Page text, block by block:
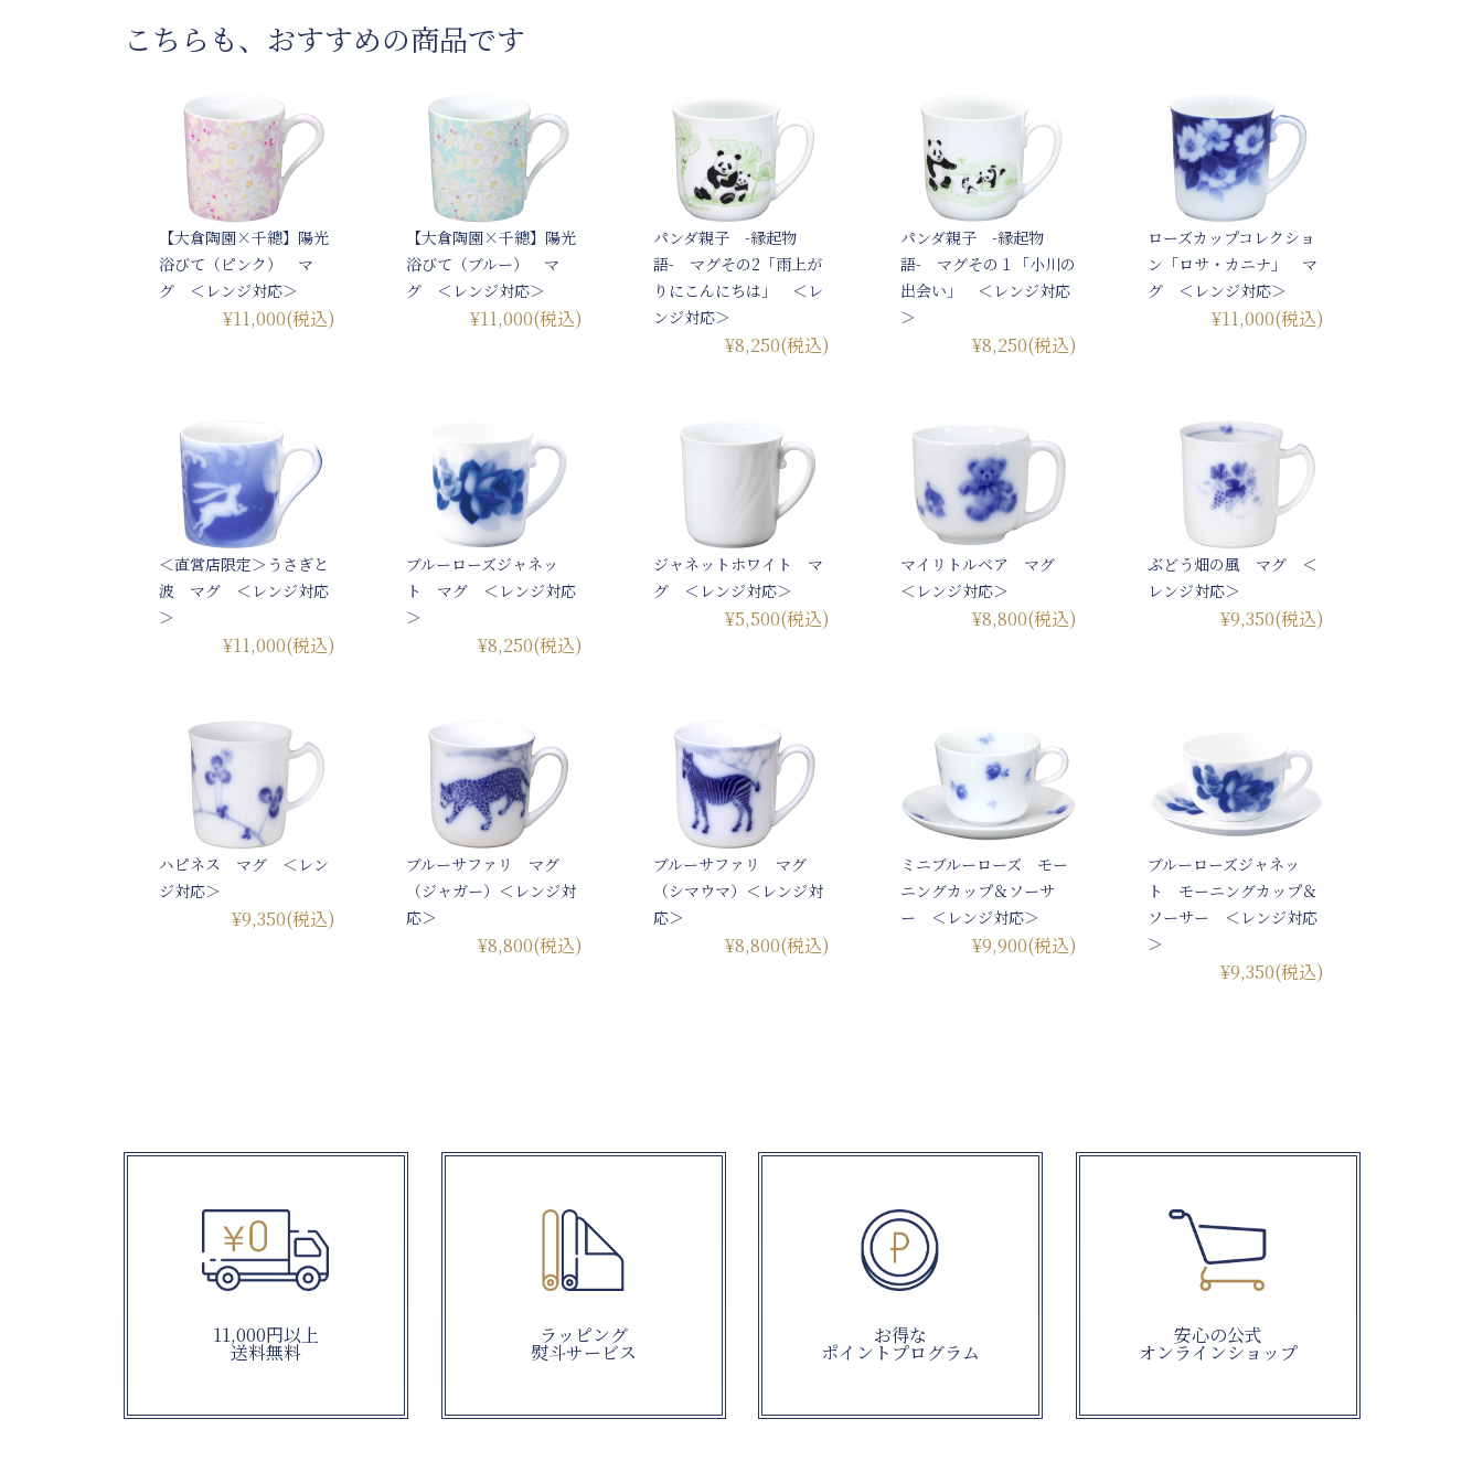
こちらも、おすすめの商品です
【大倉陶園×千總】陽光
浴びて（ピンク） マ
グ ＜レンジ対応＞
¥11,000(税込)
【大倉陶園×千總】陽光
浴びて（ブルー） マ
グ ＜レンジ対応＞
¥11,000(税込)
パンダ親子 -縁起物
語- マグその2「雨上が
りにこんにちは」 ＜レ
ンジ対応＞
¥8,250(税込)
パンダ親子 -縁起物
語- マグその１「小川の
出会い」 ＜レンジ対応
＞
¥8,250(税込)
ローズカップコレクショ
ン「ロサ・カニナ」 マ
グ ＜レンジ対応＞
¥11,000(税込)
＜直営店限定＞うさぎと
波 マグ ＜レンジ対応
＞
¥11,000(税込)
ブルーローズジャネッ
ト マグ ＜レンジ対応
＞
¥8,250(税込)
ジャネットホワイト マ
グ ＜レンジ対応＞
¥5,500(税込)
マイリトルベア マグ
＜レンジ対応＞
¥8,800(税込)
ぶどう畑の風 マグ ＜
レンジ対応＞
¥9,350(税込)
ハピネス マグ ＜レン
ジ対応＞
¥9,350(税込)
ブルーサファリ マグ
（ジャガー）＜レンジ対
応＞
¥8,800(税込)
ブルーサファリ マグ
（シマウマ）＜レンジ対
応＞
¥8,800(税込)
ミニブルーローズ モー
ニングカップ＆ソーサ
ー ＜レンジ対応＞
¥9,900(税込)
ブルーローズジャネッ
ト モーニングカップ＆
ソーサー ＜レンジ対応
＞
¥9,350(税込)
11,000円以上
送料無料
ラッピング
熨斗サービス
お得な
ポイントプログラム
安心の公式
オンラインショップ